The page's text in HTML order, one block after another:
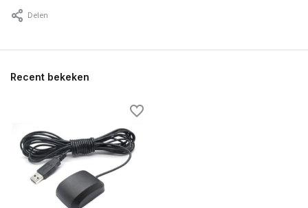
Delen
Recent bekeken